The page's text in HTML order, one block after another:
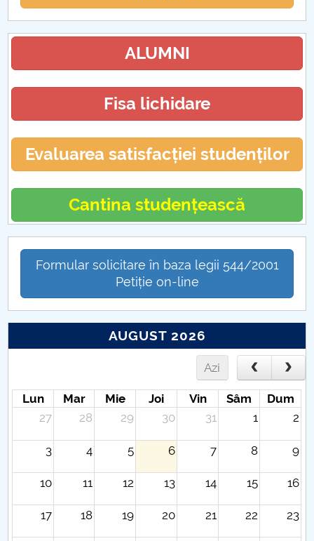
ALUMNI
Fisa lichidare
Evaluarea satisfacției studenților
Cantina studențească
Formular solicitare în baza legii 544/2001
Petiție on-line
AUGUST 2026
Azi
Lun Mar Mie Joi Vin Sâm
Dum
27
28 29 30 31 1 2
3 4 5 6 7 8 9
10 11 12 13 14 15 16
17 18 19 20 21 22 23